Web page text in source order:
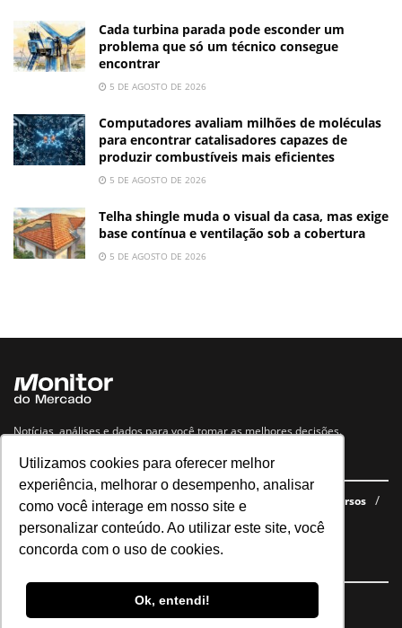
Utilizamos cookies para oferecer melhor
experiência, melhorar o desempenho, analisar
como você interage em nosso site e
personalizar conteúdo. Ao utilizar este site, você
concorda com o uso de cookies.
Ok, entendi!
Cada turbina parada pode esconder um
problema que só um técnico consegue
encontrar
5 DE AGOSTO DE 2026
Computadores avaliam milhões de moléculas
para encontrar catalisadores capazes de
produzir combustíveis mais eficientes
5 DE AGOSTO DE 2026
Telha shingle muda o visual da casa, mas exige
base contínua e ventilação sob a cobertura
5 DE AGOSTO DE 2026
Notícias, análises e dados para você tomar as melhores decisões.
Navegue no site
Últimas notícias Quem somos E-books gratuitos
Cursos
Política de privacidade